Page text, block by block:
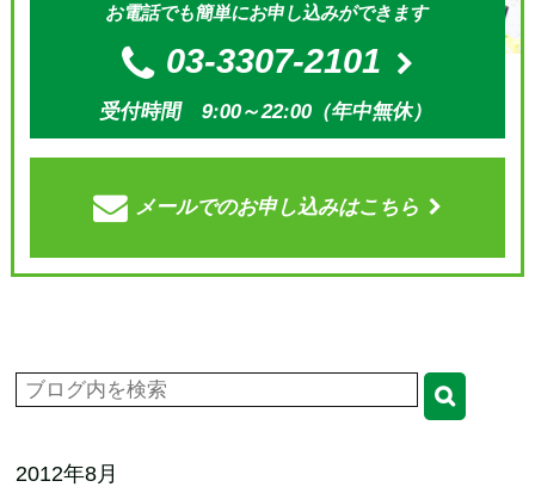
お電話でも簡単にお申し込みができます
03-3307-2101
受付時間 9:00～22:00（年中無休）
メールでのお申し込みはこちら
2012年8月